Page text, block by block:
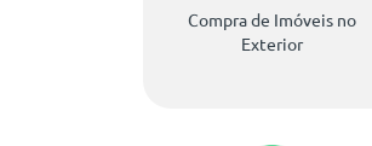
Compra de Imóveis no
Exterior